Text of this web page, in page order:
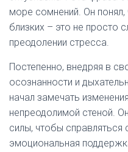
море сомнений. Он
близких – это не просто
преодолении стресса.
Постепенно, внедряя в
осознанности и
начал замечать
непреодолимой стеной.
силы, чтобы справляться
эмоциональная